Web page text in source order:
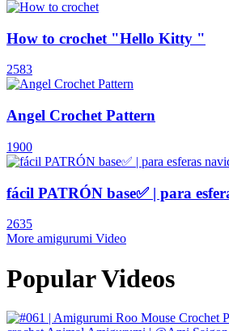
How to crochet "Hello Kitty "
2583
Angel Crochet Pattern
1900
fácil PATRÓN base✅ | para
2635
More amigurumi Video
Popular Videos